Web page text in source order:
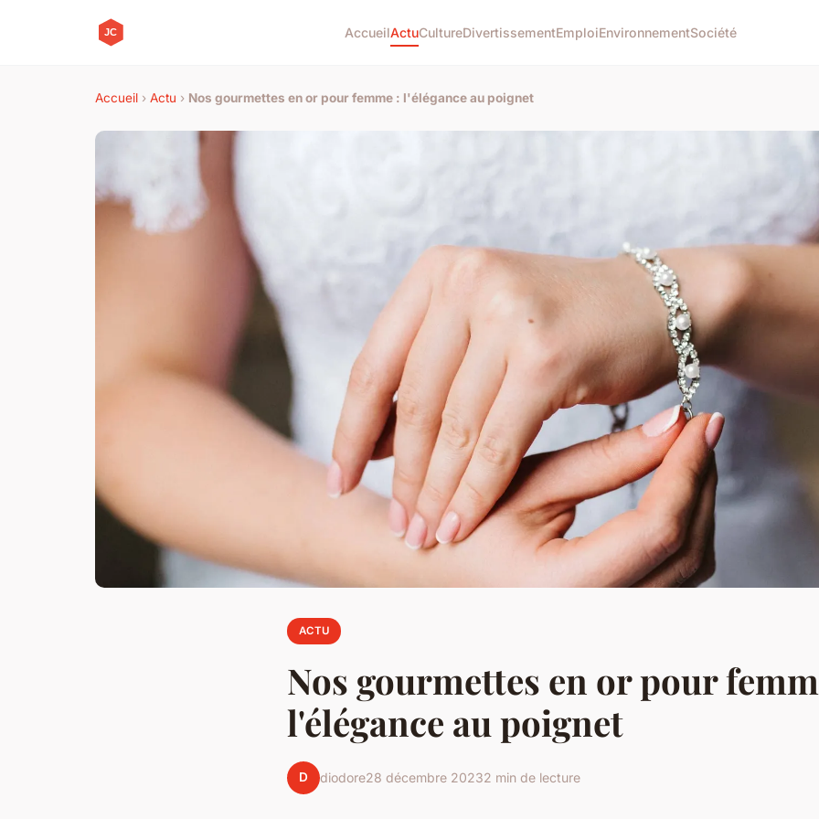
AccueilActuCultureDivertissementEmploiEnvironnementSociété
Accueil › Actu › Nos gourmettes en or pour femme : l'élégance au poignet
ACTU
Nos gourmettes en or pour
l'élégance au poignet
D diodore28 décembre 20232 min de lecture